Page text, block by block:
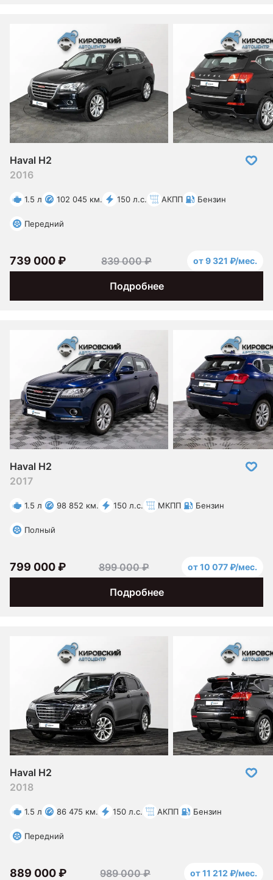
Haval H2
2016
1.5 л 102 045 км. 150 л.с. АКПП Бензин
Передний
Подробнее
739 000 ₽ 839 000 ₽ от 9 321 ₽/мес.
Haval H2
2017
1.5 л 98 852 км. 150 л.с. МКПП Бензин
Полный
Подробнее
799 000 ₽ 899 000 ₽ от 10 077 ₽/мес.
Haval H2
2018
1.5 л 86 475 км. 150 л.с. АКПП Бензин
Передний
889 000 ₽ 989 000 ₽ от 11 212 ₽/мес.